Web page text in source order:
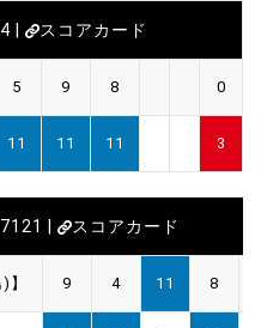
| スコアカード
5 9 8 0
11 11 11 3
| スコアカード
9 4 11 8